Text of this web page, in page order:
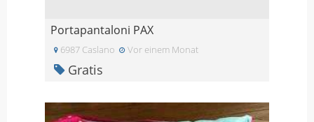
Portapantaloni PAX
6987 Caslano Vor einem Monat
Gratis